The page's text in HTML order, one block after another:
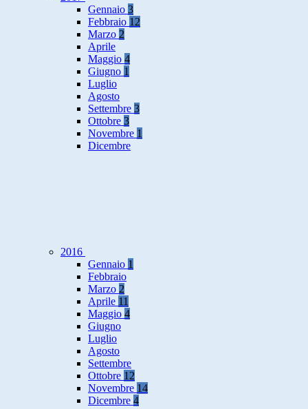
Gennaio 3
Febbraio 12
Marzo 2
Aprile
Maggio 4
Giugno 1
Luglio
Agosto
Settembre 3
Ottobre 3
Novembre 1
Dicembre
2016
Gennaio 1
Febbraio
Marzo 2
Aprile 11
Maggio 4
Giugno
Luglio
Agosto
Settembre
Ottobre 12
Novembre 14
Dicembre 4